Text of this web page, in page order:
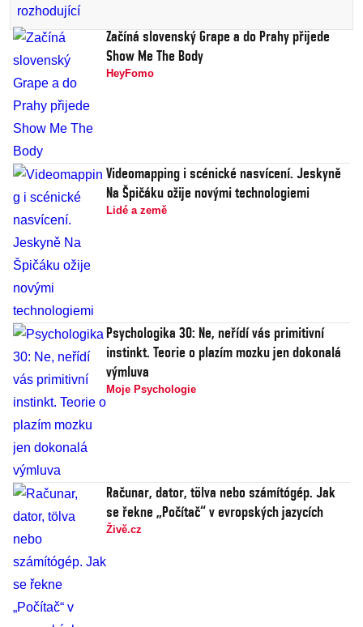
Začíná slovenský Grape a do Prahy přijede
Show Me The Body
HeyFomo
Videomapping i scénické nasvícení. Jeskyně
Na Špičáku ožije novými technologiemi
Lidé a země
Psychologika 30: Ne, neřídí vás primitivní
instinkt. Teorie o plazím mozku jen dokonalá
výmluva
Moje Psychologie
Računar, dator, tölva nebo számítógép. Jak
se řekne „Počítač“ v evropských jazycích
Živě.cz